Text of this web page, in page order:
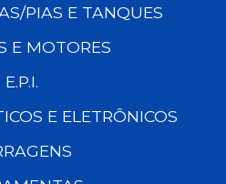
PIAS E TANQUES
E MOTORES
E.P.I.
E ELETRÔNICOS